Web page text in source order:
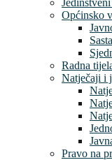
Općinsko
Radna
Natječaji i
Pravo na